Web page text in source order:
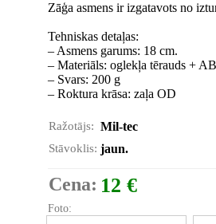
Zāģa asmens ir izgatavots no
Tehniskas detaļas:
– Asmens garums: 18 cm.
– Materiāls: oglekļa tērauds +
– Svars: 200 g
– Roktura krāsa: zaļa OD
Ražotājs: Mil-tec
Stāvoklis: jaun.
Cena: 12 €
Foto: